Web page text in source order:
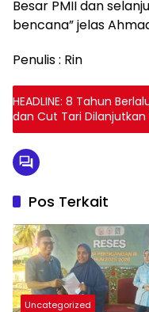
Besar PMII dan
bencana” jelas
Penulis : Rin
HEADLINE: 8 Tahun
dan Cut Tari Dilanjutkan
Pos Terkait
Uncategorized